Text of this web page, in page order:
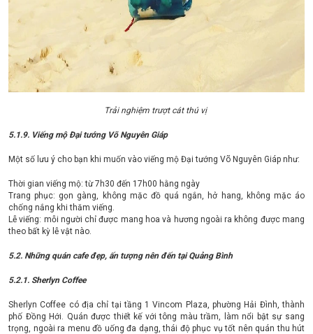
Trải nghiệm trượt cát thú vị
5.1.9. Viếng mộ Đại tướng Võ Nguyên Giáp
Một số lưu ý cho bạn khi muốn vào viếng mộ Đại tướng Võ Nguyên Giáp như:
Thời gian viếng mộ: từ 7h30 đến 17h00 hằng ngày
Trang phục: gọn gàng, không mặc đồ quá ngắn, hở hang, không mặc áo
chống nắng khi thăm viếng.
Lễ viếng: mỗi người chỉ được mang hoa và hương ngoài ra không được mang
theo bất kỳ lễ vật nào.
5.2. Những quán cafe đẹp, ấn tượng nên đến tại Quảng Bình
5.2.1. Sherlyn Coffee
Sherlyn Coffee có địa chỉ tại tầng 1 Vincom Plaza, phường Hải Đình, thành
phố Đồng Hới. Quán được thiết kế với tông màu trầm, làm nổi bật sự sang
trọng, ngoài ra menu đồ uống đa dạng, thái độ phục vụ tốt nên quán thu hút